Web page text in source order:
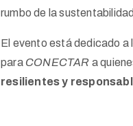
rumbo de la
El evento está dedicado a
para CONECTAR a
resilientes y